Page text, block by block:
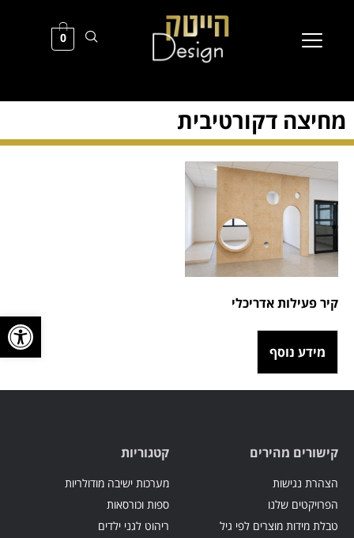
פתח
0
מחיצה דקורטיבית
קיר פעילות אדריכלי
מידע נוסף
קישורים מהירים
הצהרת נגישות
הפרויקטים שלנו
טבלת מידות מוצרים לפי גיל
קטגוריות
מערכות ישיבה מודולריות
ספות וכורסאות
ריהוט לגני ילדים